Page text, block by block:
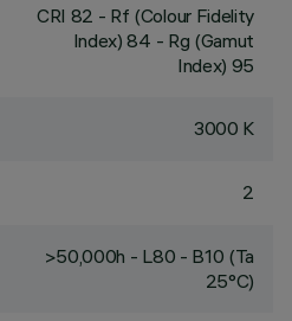
CRI 82 - Rf (Colour Fidelity
Index) 84 - Rg (Gamut
Index) 95
3000 K
2
>50,000h - L80 - B10 (Ta
25°C)